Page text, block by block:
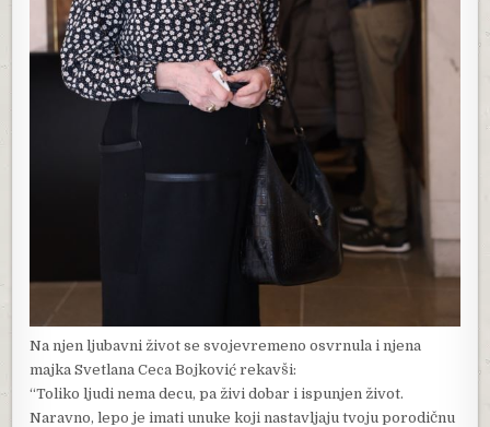
Na njen ljubavni život se svojevremeno osvrnula i njena
majka Svetlana Ceca Bojković rekavši:
“Toliko ljudi nema decu, pa živi dobar i ispunjen život.
Naravno, lepo je imati unuke koji nastavljaju tvoju porodičnu